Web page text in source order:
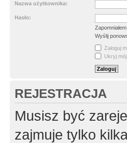
Nazwa użytkownika:
Hasło:
Wyślij
Zaloguj
Ukryj
REJESTRACJA
Musisz być
zajmuje tylko